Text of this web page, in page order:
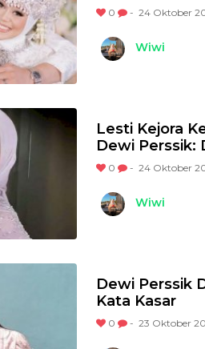
0 - 24 Oktober
Wiwi
Lesti Kejora
Dewi Perssik:
0 - 24 Oktober
Wiwi
Dewi Perssik
Kata Kasar
0 - 23 Oktober